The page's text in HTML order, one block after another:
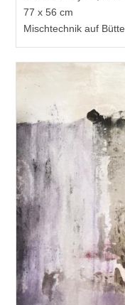
77 x 56 cm
Mischtechnik auf